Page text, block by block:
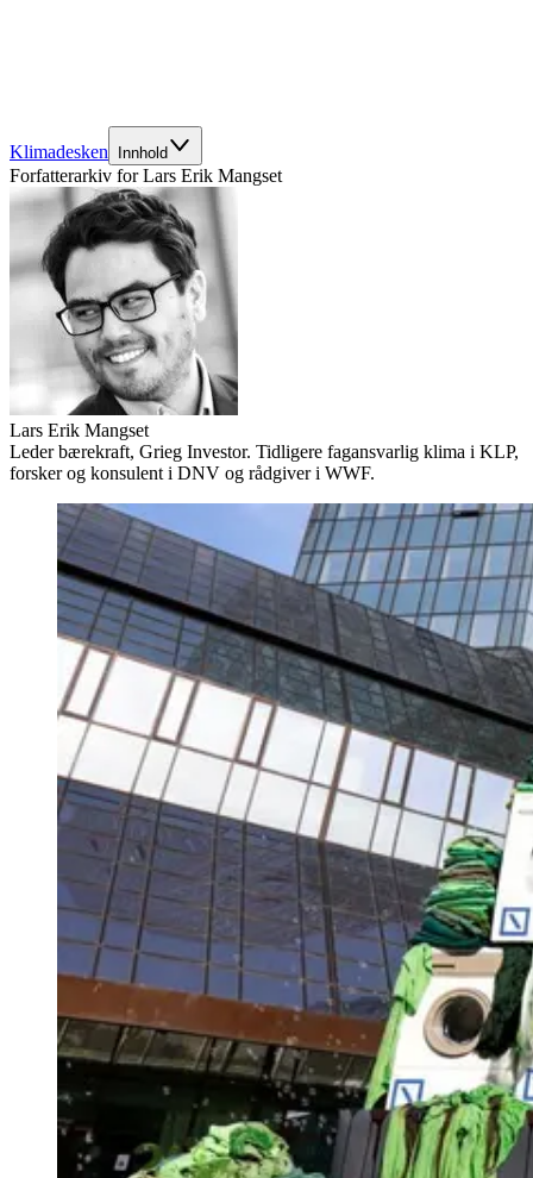
Klimadesken Innhold
Forfatterarkiv forLars Erik Mangset
Lars Erik Mangset
Leder bærekraft, Grieg Investor. Tidligere fagansvarlig klima i KLP,
forsker og konsulent i DNV og rådgiver i WWF.